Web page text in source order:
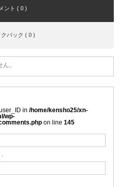
ント ( 0 )
クバック ( 0 )
。
in /home/kensho25/xn-
wp-
on line 145
-